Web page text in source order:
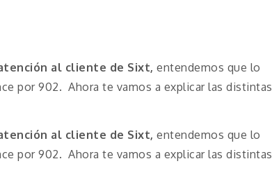
al cliente de Sixt, entendemos que lo
por 902. Ahora te vamos a explicar las distintas
al cliente de Sixt, entendemos que lo
por 902. Ahora te vamos a explicar las distintas